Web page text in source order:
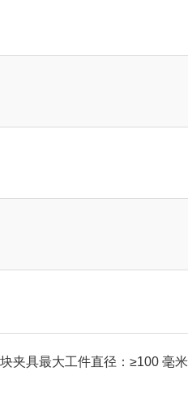
夹具最大工件直径：≥100 毫米